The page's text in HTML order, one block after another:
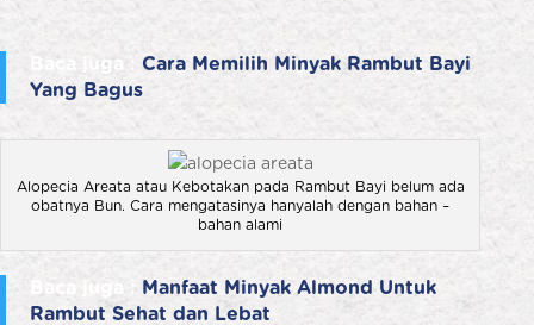
Baca juga : Cara Memilih Minyak Rambut Bayi
Yang Bagus
Alopecia Areata atau Kebotakan pada Rambut Bayi belum ada
obatnya Bun. Cara mengatasinya hanyalah dengan bahan –
bahan alami
Baca juga : Manfaat Minyak Almond Untuk
Rambut Sehat dan Lebat